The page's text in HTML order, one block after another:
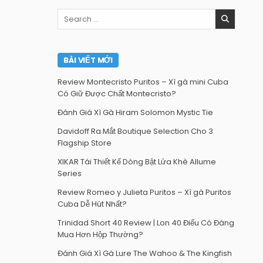
Search
for:
BÀI VIẾT MỚI
Review Montecristo Puritos – Xì gà mini Cuba
Có Giữ Được Chất Montecristo?
Đánh Giá Xì Gà Hiram Solomon Mystic Tie
Davidoff Ra Mắt Boutique Selection Cho 3
Flagship Store
XIKAR Tái Thiết Kế Dòng Bật Lửa Khè Allume
Series
Review Romeo y Julieta Puritos – Xì gà Puritos
Cuba Dễ Hút Nhất?
Trinidad Short 40 Review | Lon 40 Điếu Có Đáng
Mua Hơn Hộp Thường?
Đánh Giá Xì Gà Lure The Wahoo & The Kingfish